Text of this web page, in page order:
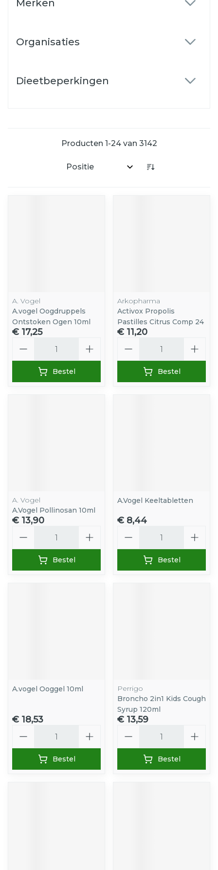
Merken
Organisaties
Dieetbeperkingen
Producten 1-24van 3142
Sorteer op:
A. Vogel
A.vogel Oogdruppels
Ontstoken Ogen 10ml
€ 17,25
Bestel
Arkopharma
Activox Propolis
Pastilles Citrus Comp 24
€ 11,20
Bestel
A. Vogel
A.Vogel Pollinosan 10ml
€ 13,90
Bestel
A.Vogel Keeltabletten
€ 8,44
Bestel
A.vogel Ooggel 10ml
€ 18,53
Bestel
Perrigo
Broncho 2in1 Kids Cough
Syrup 120ml
€ 13,59
Bestel